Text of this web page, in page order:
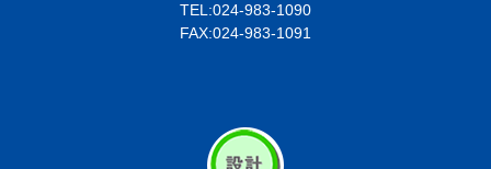
TEL:024-983-1090
FAX:024-983-1091